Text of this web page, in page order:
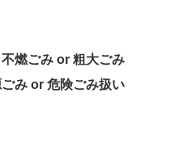
燃ごみ or 粗大ごみ
み or 危険ごみ扱い